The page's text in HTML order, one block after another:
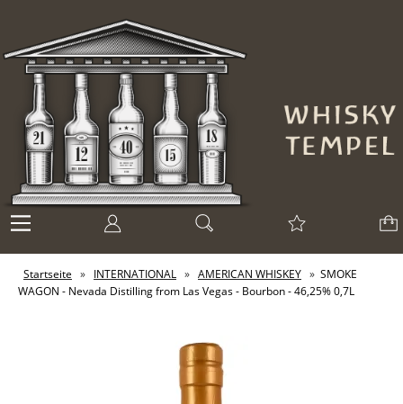
Startseite » INTERNATIONAL » AMERICAN WHISKEY » SMOKE
WAGON - Nevada Distilling from Las Vegas - Bourbon - 46,25% 0,7L